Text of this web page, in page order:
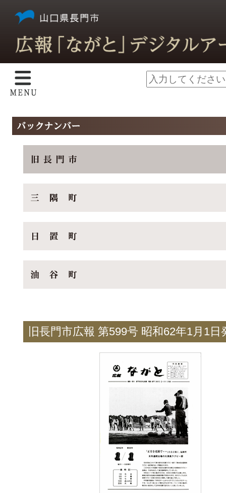
旧長門市広報 第599号 昭和62年1月1日